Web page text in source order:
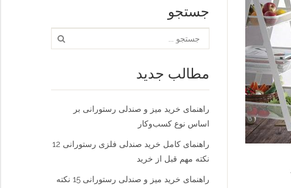
جستجو
مطالب جدید
راهنمای خرید میز و صندلی رستورانی بر
اساس نوع کسب‌و‌کار
راهنمای کامل خرید صندلی فلزی رستورانی 12
نکته مهم قبل از خرید
راهنمای خرید میز و صندلی رستورانی 15 نکته